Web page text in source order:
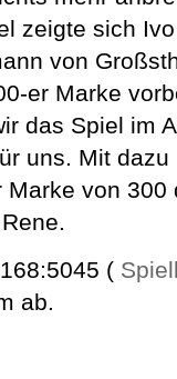
zeigte sich
von
er Marke
das Spiel im
uns. Mit
von 300
(
ab.